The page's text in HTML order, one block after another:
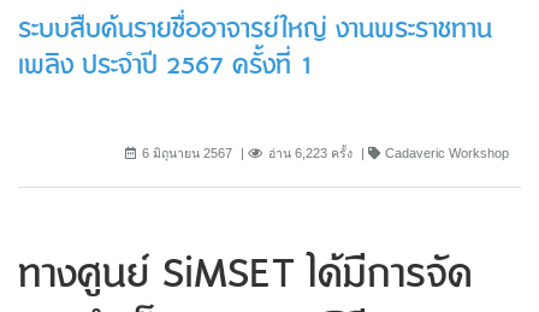
ระบบสืบค้นรายชื่ออาจารย์ใหญ่ งานพระราชทาน
เพลิง ประจำปี 2567 ครั้งที่ 1
6 มิถุนายน 2567 อ่าน 6,223 ครั้ง Cadaveric Workshop
ทางศูนย์ SiMSET ได้มีการจัด